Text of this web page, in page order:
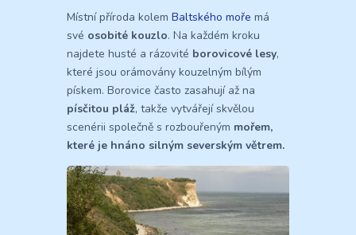
Místní příroda kolem Baltského moře má
své osobité kouzlo. Na každém kroku
najdete husté a rázovité borovicové lesy,
které jsou orámovány kouzelným bílým
pískem. Borovice často zasahují až na
písčitou pláž, takže vytvářejí skvělou
scenérii společně s rozbouřeným mořem,
které je hnáno silným severským větrem.